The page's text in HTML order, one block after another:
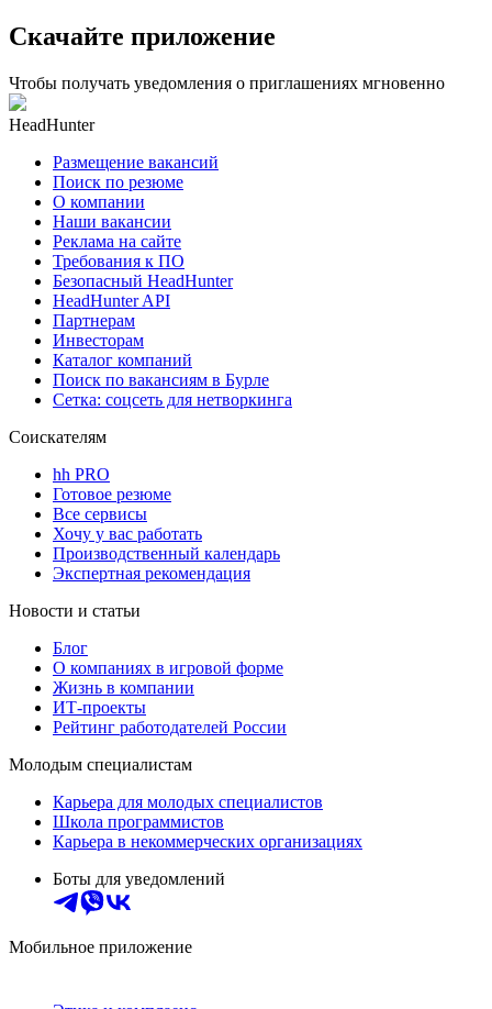
Скачайте приложение
Чтобы получать уведомления о приглашениях мгновенно
HeadHunter
Размещение вакансий
Поиск по резюме
О компании
Наши вакансии
Реклама на сайте
Требования к ПО
Безопасный HeadHunter
HeadHunter API
Партнерам
Инвесторам
Каталог компаний
Поиск по вакансиям в Бурле
Сетка: соцсеть для нетворкинга
Соискателям
hh PRO
Готовое резюме
Все сервисы
Хочу у вас работать
Производственный календарь
Экспертная рекомендация
Новости и статьи
Блог
О компаниях в игровой форме
Жизнь в компании
ИТ-проекты
Рейтинг работодателей России
Молодым специалистам
Карьера для молодых специалистов
Школа программистов
Карьера в некоммерческих организациях
Боты для уведомлений
Мобильное приложение